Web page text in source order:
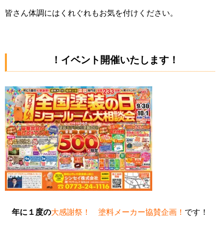
皆さん体調にはくれぐれもお気を付けください。
！イベント開催いたします！
年に１度の大感謝祭！ 塗料メーカー協賛企画！ です！